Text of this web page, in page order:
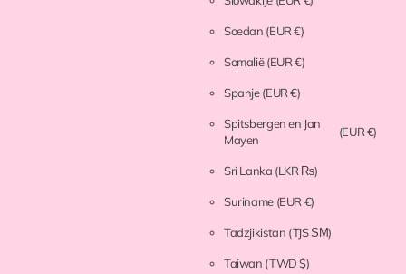
Soedan (EUR €)
Somalië(EUR €)
Spanje(EUR €)
Spitsbergen en Jan
Mayen
(EUR €)
Sri Lanka (LKR ₨)
Suriname (EUR €)
Tadzjikistan (TJS ЅМ)
Taiwan (TWD $)